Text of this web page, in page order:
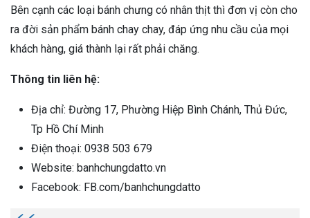
Bên cạnh các loại bánh chưng có nhân thịt thì đơn vị còn cho
ra đời sản phẩm bánh chay chay, đáp ứng nhu cầu của mọi
khách hàng, giá thành lại rất phải chăng.
Thông tin liên hệ:
Địa chỉ: Đường 17, Phường Hiệp Bình Chánh, Thủ Đức,
Tp Hồ Chí Minh
Điện thoại: 0938 503 679
Website: banhchungdatto.vn
Facebook: FB.com/banhchungdatto